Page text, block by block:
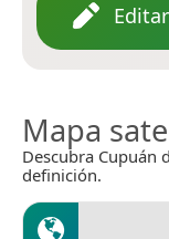
Mapa
Descubra Cupuán
definición.